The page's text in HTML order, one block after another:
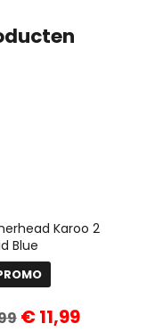
Karoo 2
Blue
prijs
€11,99prijs